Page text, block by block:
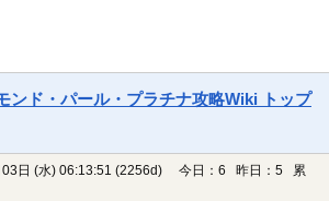
ンド・パール・プラチナ攻略Wiki トップ
日 (水) 06:13:51 (2256d)
今日：6 昨日：5 累